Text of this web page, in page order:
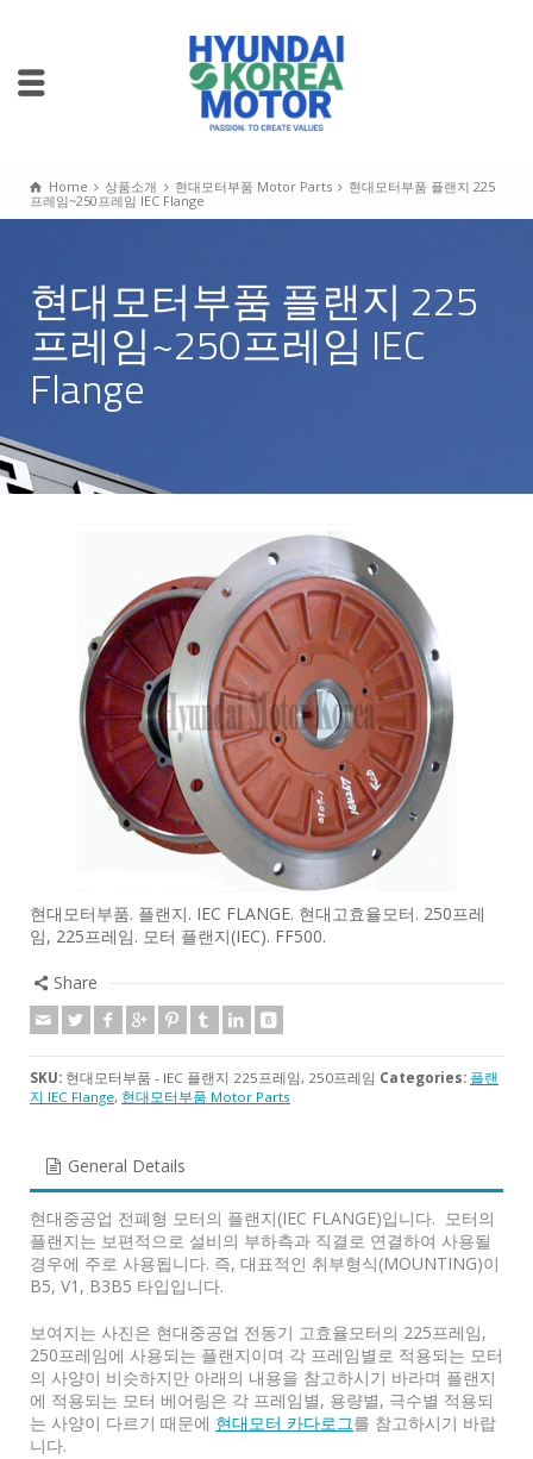
Home 상품소개 현대모터부품 Motor Parts
현대모터부품 플랜지 225
프레임~250프레임 IEC Flange
현대모터부품 플랜지 225
프레임~250프레임 IEC
Flange
현대모터부품. 플랜지. IEC FLANGE. 현대고효율모터. 250프레
임, 225프레임. 모터 플랜지(IEC). FF500.
Share
SKU: 현대모터부품 - IEC 플랜지 225프레임, 250프레임 Categories: 플랜
지 IEC Flange, 현대모터부품 Motor Parts
General Details
현대중공업 전폐형 모터의 플랜지(IEC FLANGE)입니다. 모터의
플랜지는 보편적으로 설비의 부하측과 직결로 연결하여 사용될
경우에 주로 사용됩니다. 즉, 대표적인 취부형식(MOUNTING)이
B5, V1, B3B5 타입입니다.
보여지는 사진은 현대중공업 전동기 고효율모터의 225프레임,
250프레임에 사용되는 플랜지이며 각 프레임별로 적용되는 모터
의 사양이 비슷하지만 아래의 내용을 참고하시기 바라며 플랜지
에 적용되는 모터 베어링은 각 프레임별, 용량별, 극수별 적용되
는 사양이 다르기 때문에 현대모터 카다로그를 참고하시기 바랍
니다.